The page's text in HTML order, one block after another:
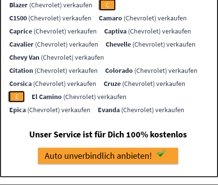
Blazer (Chevrolet) verkaufen
C
C1500 (Chevrolet) verkaufen Camaro (Chevrolet) verkaufen
Caprice (Chevrolet) verkaufen Captiva (Chevrolet) verkaufen
Cavalier (Chevrolet) verkaufen Chevelle (Chevrolet) verkaufen
Chevy Van (Chevrolet) verkaufen
Citation (Chevrolet) verkaufen Colorado (Chevrolet) verkaufen
Corsica (Chevrolet) verkaufen Cruze (Chevrolet) verkaufen
E
El Camino (Chevrolet) verkaufen
Epica (Chevrolet) verkaufen Evanda (Chevrolet) verkaufen
Unser Service ist für Dich 100% kostenlos
Auto unverbindlich anbieten!